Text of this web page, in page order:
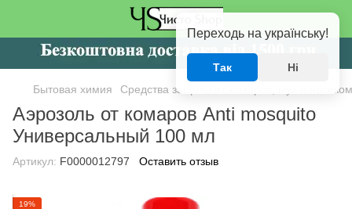
Бытовая химия Средства защиты от комаров, мух и
Аэрозоль от комаров Anti mosquito
Универсальный 100 мл
Артикул: F0000012797 Оставить отзыв
19%
Переходь на українську!
Так Ні